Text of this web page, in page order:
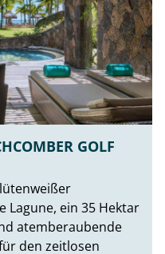
GOLF
Lagune, ein 35 Hektar
atemberaubende
den zeitlosen